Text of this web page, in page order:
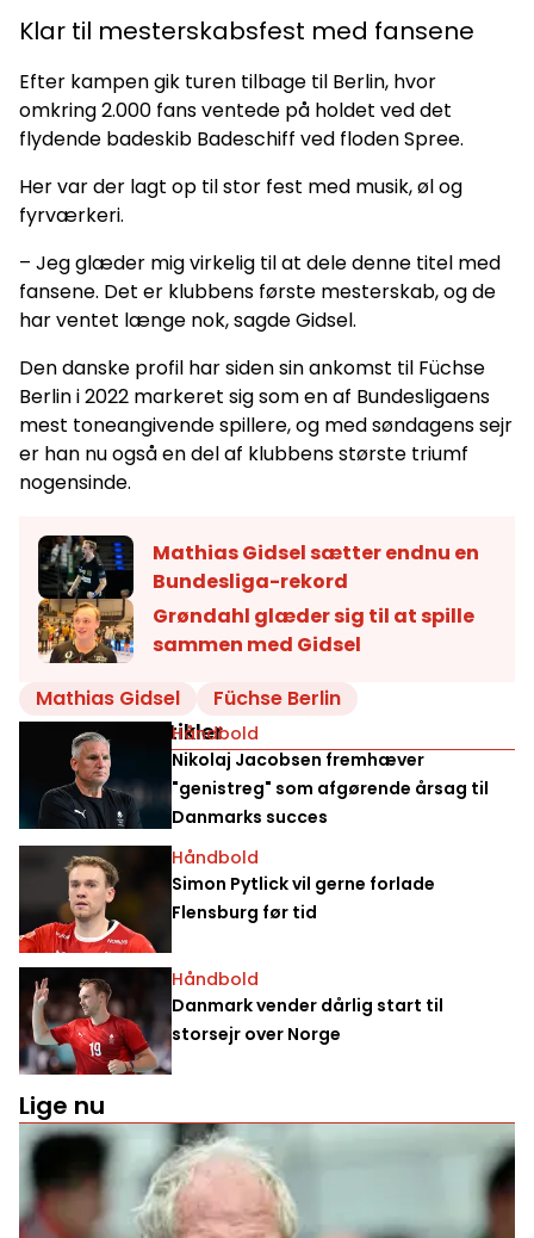
Klar til mesterskabsfest med fansene
Efter kampen gik turen tilbage til Berlin, hvor
omkring 2.000 fans ventede på holdet ved det
flydende badeskib Badeschiff ved floden Spree.
Her var der lagt op til stor fest med musik, øl og
fyrværkeri.
– Jeg glæder mig virkelig til at dele denne titel med
fansene. Det er klubbens første mesterskab, og de
har ventet længe nok, sagde Gidsel.
Den danske profil har siden sin ankomst til Füchse
Berlin i 2022 markeret sig som en af Bundesligaens
mest toneangivende spillere, og med søndagens sejr
er han nu også en del af klubbens største triumf
nogensinde.
Mathias Gidsel sætter endnu en
Bundesliga-rekord
Grøndahl glæder sig til at spille
sammen med Gidsel
Mathias Gidsel
Füchse Berlin
Relaterede artikler
Håndbold
Nikolaj Jacobsen fremhæver
"genistreg" som afgørende årsag til
Danmarks succes
Håndbold
Simon Pytlick vil gerne forlade
Flensburg før tid
Håndbold
Danmark vender dårlig start til
storsejr over Norge
Lige nu